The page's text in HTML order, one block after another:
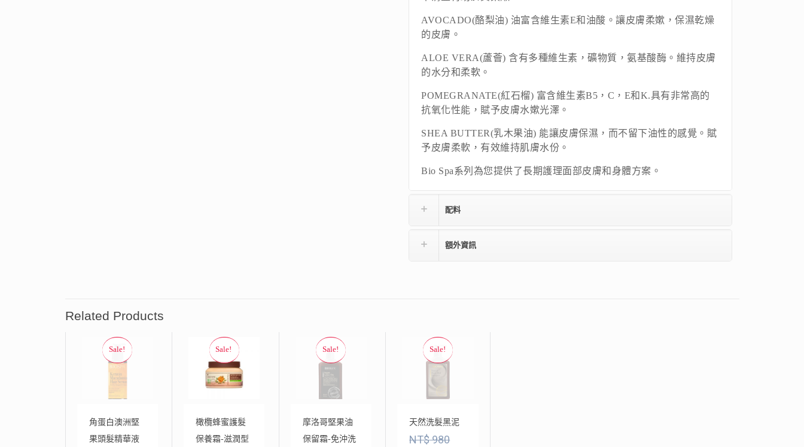
AVOCADO(酪梨油) 油富含維生素E和油酸。讓皮膚柔嫰，保濕乾燥
的皮膚。
ALOE VERA(蘆薈) 含有多種維生素，礦物質，氨基酸酶。維持皮膚
的水分和柔軟。
POMEGRANATE(紅石榴) 富含維生素B5，C，E和K.具有非常高的
抗氧化性能，賦予皮膚水嫰光澤。
SHEA BUTTER(乳木果油) 能讓皮膚保濕，而不留下油性的感覺。賦
予皮膚柔軟，有效維持肌膚水份。
Bio Spa系列為您提供了長期護理面部皮膚和身體方案。
配料
額外資訊
Related Products
角蛋白澳洲堅
果頭髮精華液
橄欖蜂蜜護髮
保養霜-滋潤型
摩洛哥堅果油
保留霜-免沖洗
天然洗髮黑泥
NT$980